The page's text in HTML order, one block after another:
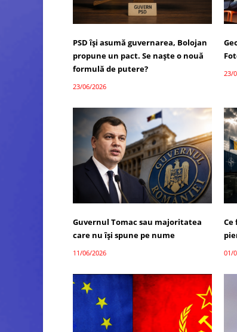
PSD își asumă guvernarea, Bolojan
propune un pact. Se naște o nouă
formulă de putere?
23/06/2026
23/
Guvernul Tomac sau majoritatea
care nu își spune pe nume
11/06/2026
Ce
01/